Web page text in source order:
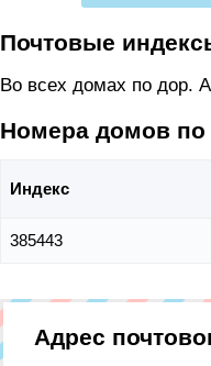
Почтовые
Во всех домах по дор.
Номера домов по
Индекс
385443
Адрес